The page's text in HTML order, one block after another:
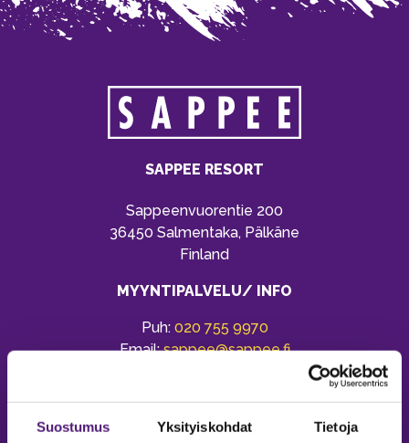
Suostumus Yksityiskohdat Tietoja
SAPPEE RESORT
Sappeenvuorentie 200
36450 Salmentaka, Pälkäne
Finland
MYYNTIPALVELU/ INFO
Puh: 020 755 9970
Email:sappee@sappee.fi